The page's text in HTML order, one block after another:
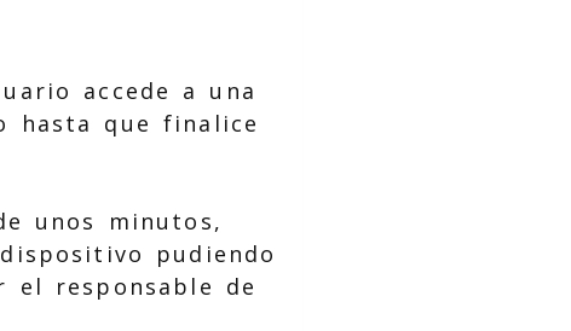
accede a una
hasta que finalice
unos minutos,
pudiendo
responsable de